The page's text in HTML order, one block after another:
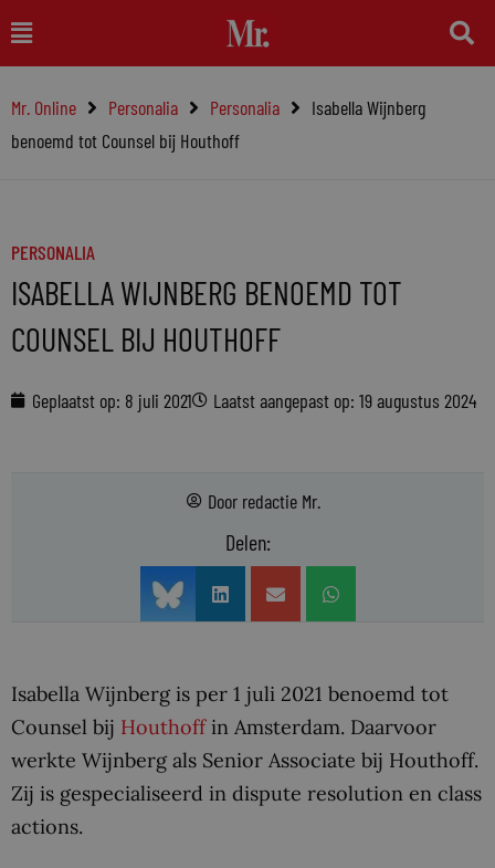
naar
inhoud
Main
Menu
Mr. Online Personalia Personalia
Isabella Wijnberg
benoemd tot Counsel bij Houthoff
PERSONALIA
ISABELLA WIJNBERG BENOEMD TOT
COUNSEL BIJ HOUTHOFF
Geplaatst op: 8 juli 2021 Laatst aangepast op: 19 augustus 2024
Door redactie Mr.
Delen:
Isabella Wijnberg is per 1 juli 2021 benoemd tot
Counsel bij Houthoffin Amsterdam. Daarvoor
werkte Wijnberg als Senior Associate bij Houthoff.
Zij is gespecialiseerd in dispute resolution en class
actions.